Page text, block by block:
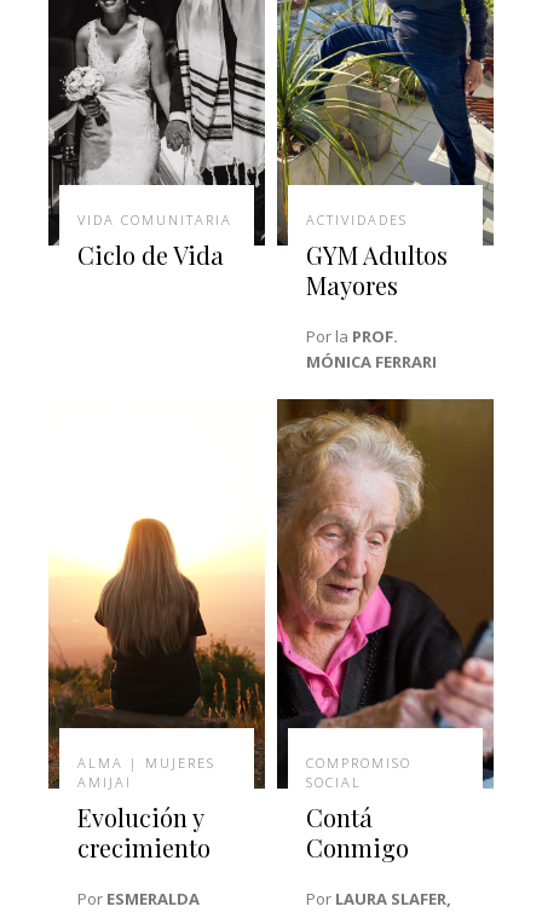
VIDA COMUNITARIA
Ciclo de Vida
ACTIVIDADES
GYM Adultos
Mayores
Por la PROF.
MÓNICA FERRARI
ALMA | MUJERES
AMIJAI
Evolución y
crecimiento
Por ESMERALDA
COMPROMISO
SOCIAL
Contá
Conmigo
Por LAURA SLAFER,